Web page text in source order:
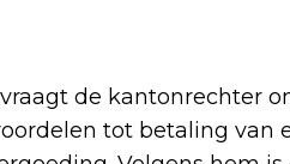
de kantonrechter
tot betaling van